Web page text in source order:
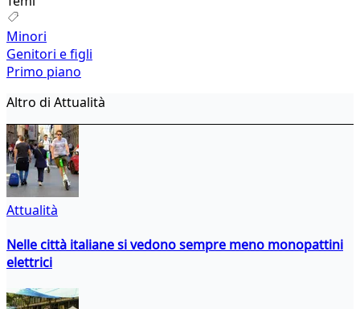
Minori
Genitori e figli
Primo piano
Altro di Attualità
Attualità
Nelle città italiane si vedono sempre meno monopattini
elettrici